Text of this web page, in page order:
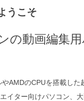
うこそ
動画編集
AMDのCPUを搭載し
ター向けパソコン、